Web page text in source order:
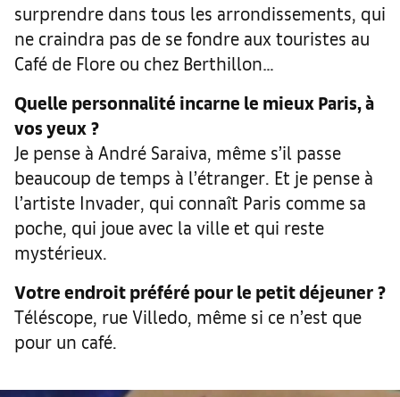
surprendre dans tous les arrondissements, qui
ne craindra pas de se fondre aux touristes au
Café de Flore ou chez Berthillon…
Quelle personnalité incarne le mieux Paris, à
vos yeux ?
Je pense à André Saraiva, même s’il passe
beaucoup de temps à l’étranger. Et je pense à
l’artiste Invader, qui connaît Paris comme sa
poche, qui joue avec la ville et qui reste
mystérieux.
Votre endroit préféré pour le petit déjeuner ?
Téléscope, rue Villedo, même si ce n’est que
pour un café.